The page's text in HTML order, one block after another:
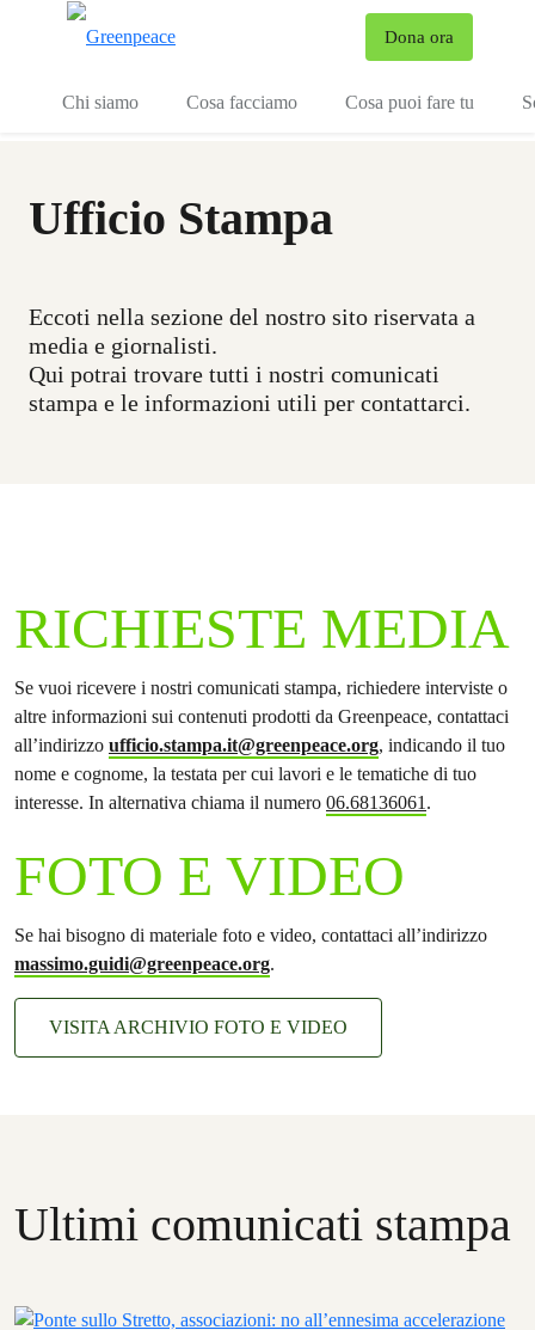
Dona ora
Chi siamo Cosa facciamo Cosa puoi fare tu
Ufficio Stampa
Eccoti nella sezione del nostro sito riservata a
media e giornalisti.
Qui potrai trovare tutti i nostri comunicati
stampa e le informazioni utili per contattarci.
RICHIESTE MEDIA
Se vuoi ricevere i nostri comunicati stampa, richiedere interviste o
altre informazioni sui contenuti prodotti da Greenpeace, contattaci
all’indirizzo ufficio.stampa.it@greenpeace.org, indicando il tuo
nome e cognome, la testata per cui lavori e le tematiche di tuo
interesse. In alternativa chiama il numero 06.68136061.
FOTO E VIDEO
Se hai bisogno di materiale foto e video, contattaci all’indirizzo
massimo.guidi@greenpeace.org.
VISITA ARCHIVIO FOTO E VIDEO
Ultimi comunicati stampa